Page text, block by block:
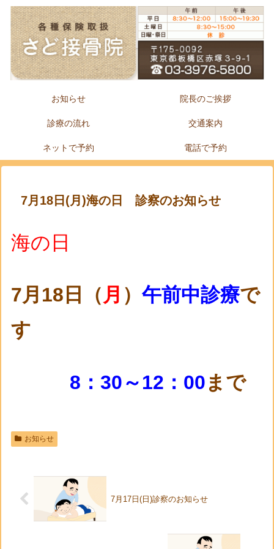
お知らせ 院長のご挨拶
診療の流れ 交通案内
ネットで予約 電話で予約
7月18日(月)海の日 診察のお知らせ
海の日
7月18 日（月 ）午前中診療で
す
8：30～12：00まで
お知らせ
7月17日(日)診察のお知らせ